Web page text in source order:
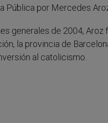
Pública por Mercedes
generales de 2004,
la provincia de
al catolicismo.